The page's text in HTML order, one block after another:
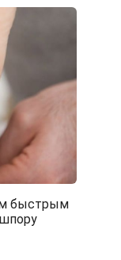
быстрым